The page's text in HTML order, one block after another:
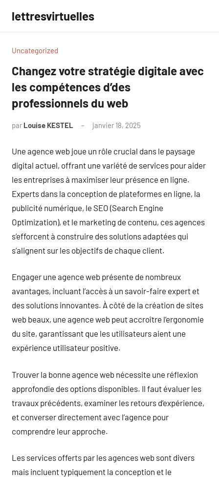
contenu
lettresvirtuelles
Uncategorized
Changez votre stratégie digitale avec
les compétences d’des
professionnels du web
par Louise KESTEL janvier 18, 2025
Une agence web joue un rôle crucial dans le paysage
digital actuel, offrant une variété de services pour aider
les entreprises à maximiser leur présence en ligne.
Experts dans la conception de plateformes en ligne, la
publicité numérique, le SEO (Search Engine
Optimization), et le marketing de contenu, ces agences
s’efforcent à construire des solutions adaptées qui
s’alignent sur les objectifs de chaque client.
Engager une agence web présente de nombreux
avantages, incluant l’accès à un savoir-faire expert et
des solutions innovantes. À côté de la création de sites
web beaux, une agence web peut accroître l’ergonomie
du site, garantissant que les utilisateurs aient une
expérience utilisateur positive.
Trouver la bonne agence web nécessite une réflexion
approfondie des options disponibles. Il faut évaluer les
travaux précédents, examiner les retours d’expérience,
et converser directement avec l’agence pour
comprendre leur approche.
Les services offerts par les agences web sont divers
mais incluent typiquement la conception et le